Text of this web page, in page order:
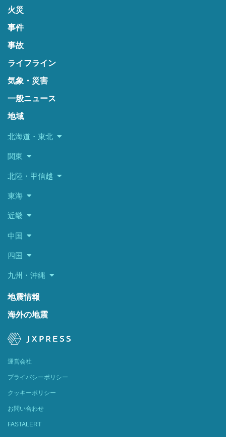
火災
事件
事故
ライフライン
気象・災害
一般ニュース
地域
北海道・東北
関東
北陸・甲信越
東海
近畿
中国
四国
九州・沖縄
地震情報
海外の地震
運営会社
プライバシーポリシー
クッキーポリシー
お問い合わせ
FASTALERT